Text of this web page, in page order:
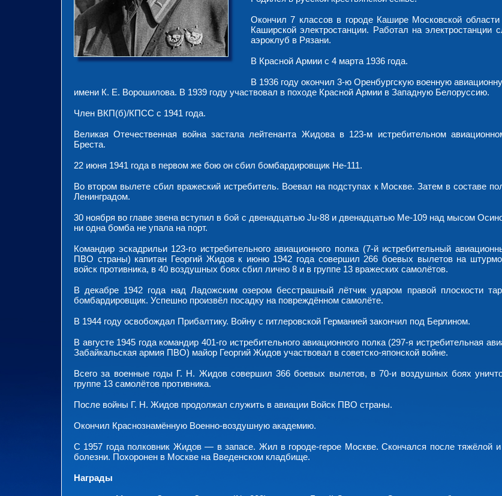
Окончил 7 классов в городе Кашире Московской
Каширской электростанции. Работал на электростанции
аэроклуб в Рязани.
В Красной Армии с 4 марта 1936 года.
В 1936 году окончил 3-ю Оренбургскую военную
имени К. Е. Ворошилова. В 1939 году участвовал в походе Красной Армии в Западную Белоруссию.
Член ВКП(б)/КПСС с 1941 года.
Великая Отечественная война застала лейтенанта Жидова в 123-м истребительном
Бреста.
22 июня 1941 года в первом же бою он сбил бомбардировщик He-111.
Во втором вылете сбил вражеский истребитель. Воевал на подступах к Москве. Затем в составе
Ленинградом.
30 ноября во главе звена вступил в бой с двенадцатью Ju-88 и двенадцатью Me-109 над мысом
ни одна бомба не упала на порт.
Командир эскадрильи 123-го истребительного авиационного полка (7-й истребительный
ПВО страны) капитан Георгий Жидов к июню 1942 года совершил 266 боевых вылетов на
войск противника, в 40 воздушных боях сбил лично 8 и в группе 13 вражеских самолётов.
В декабре 1942 года над Ладожским озером бесстрашный лётчик ударом правой плоскости
бомбардировщик. Успешно произвёл посадку на повреждённом самолёте.
В 1944 году освобождал Прибалтику. Войну с гитлеровской Германией закончил под Берлином.
В августе 1945 года командир 401-го истребительного авиационного полка (297-я истребительная
Забайкальская армия ПВО) майор Георгий Жидов участвовал в советско-японской войне.
Всего за военные годы Г. Н. Жидов совершил 366 боевых вылетов, в 70-и воздушных боях
группе 13 самолётов противника.
После войны Г. Н. Жидов продолжал служить в авиации Войск ПВО страны.
Окончил Краснознамённую Военно-воздушную академию.
С 1957 года полковник Жидов — в запасе. Жил в городе-герое Москве. Скончался после тяжёлой
болезни. Похоронен в Москве на Введенском кладбище.
Награды